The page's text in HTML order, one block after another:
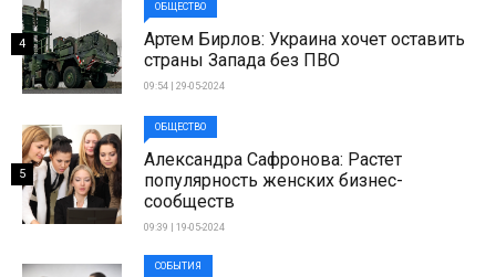
ОБЩЕСТВО
Артем Бирлов: Украина хочет оставить
страны Запада без ПВО
09:54 | 29-05-2024
4
ОБЩЕСТВО
Александра Сафронова: Растет
популярность женских бизнес-
сообществ
09:39 | 19-05-2024
5
СОБЫТИЯ